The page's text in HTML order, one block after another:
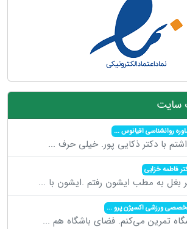
سایت
روانشناسی اقیانوس...
با دکتر ذکایی پور. خیلی حرف ...
فاطمه خزایی
بغل به مطب ایشون رفتم .ایشون با ...
ورزشی اکسیژن پرو...
تمرین می‌کنم. فضای باشگاه هم ...